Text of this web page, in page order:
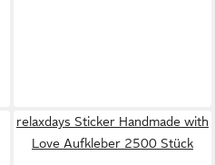
relaxdays Sticker Handmade with
Love Aufkleber 2500 Stück